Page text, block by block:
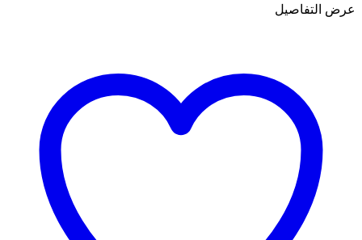
عرض التفاصيل